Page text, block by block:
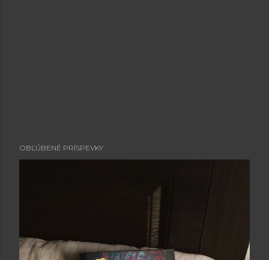
OBĽÚBENÉ PRÍSPEVKY